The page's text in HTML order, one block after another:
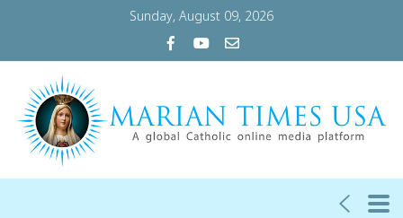
Sunday, August 09, 2026